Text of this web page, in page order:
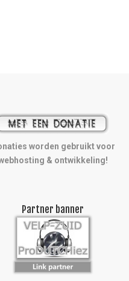
worden gebruikt voor
& ontwikkeling!
Partner banner